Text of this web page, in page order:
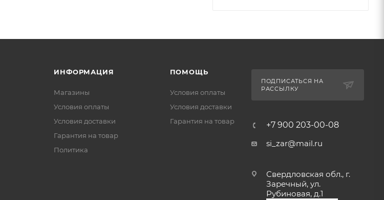
ИНФОРМАЦИЯ
Магазины
Условия оплаты
Условия доставки
Гарантия на товар
Политика
ПОМОЩЬ
Условия оплаты
Условия доставки
Гарантия на товар
ПОДПИСАТЬСЯ НА
РАССЫЛКУ
+7 900 203-00-08
si_zar@mail.ru
Свердловская обл., г.
Заречный, ул.
Рубиновая, д.1